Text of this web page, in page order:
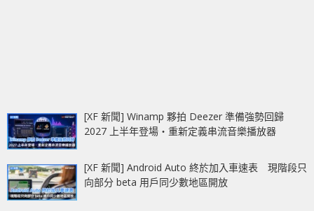
[XF 新聞] Winamp 夥拍 Deezer 準備強勢回歸
2027 上半年登場‧重新定義串流音樂播放器
[XF 新聞] Android Auto 終於加入車速表 現階段只
向部分 beta 用戶同少數地區開放